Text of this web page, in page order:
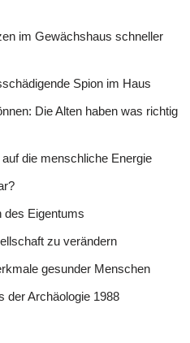
im Gewächshaus schneller
Spion im Haus
Die Alten haben was richtig
die menschliche Energie
des Eigentums
zu verändern
gesunder Menschen
Archäologie 1988